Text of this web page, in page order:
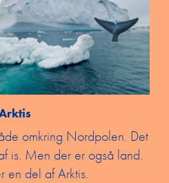
omkring Nordpolen. Det
is. Men der er også land.
en del af Arktis.